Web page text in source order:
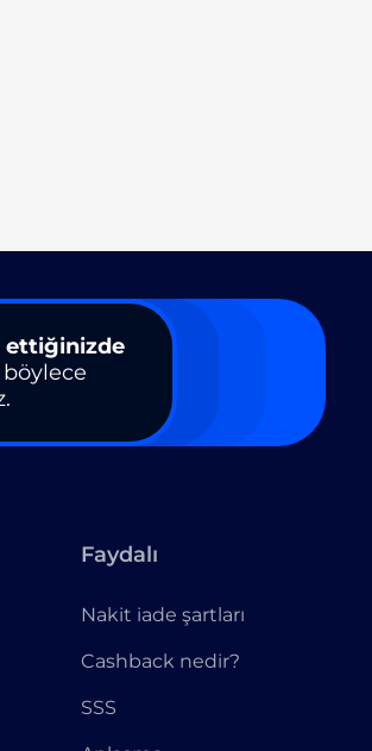
ettiğinizde
böylece
Faydalı
Nakit iade şartları
Cashback nedir?
SSS